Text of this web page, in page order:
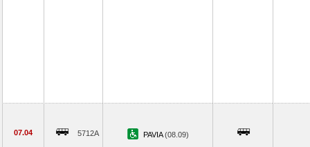
07.04 5712A PAVIA(08.09)